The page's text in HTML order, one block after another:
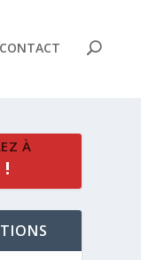
CONTACT
À
!